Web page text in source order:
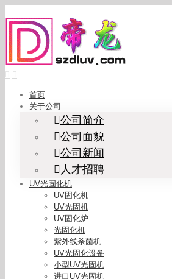
to
content
首页
关于公司
公司简介
公司面貌
公司新闻
人才招聘
UV光固化机
UV固化机
UV光固机
UV固化炉
光固化机
紫外线杀菌机
UV光固化设备
小型UV光固机
进口UV光固机